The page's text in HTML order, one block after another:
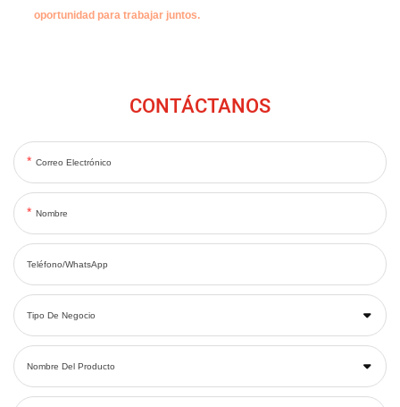
oportunidad para trabajar juntos.
CONTÁCTANOS
Correo Electrónico
Nombre
Teléfono/WhatsApp
Tipo De Negocio
Nombre Del Producto